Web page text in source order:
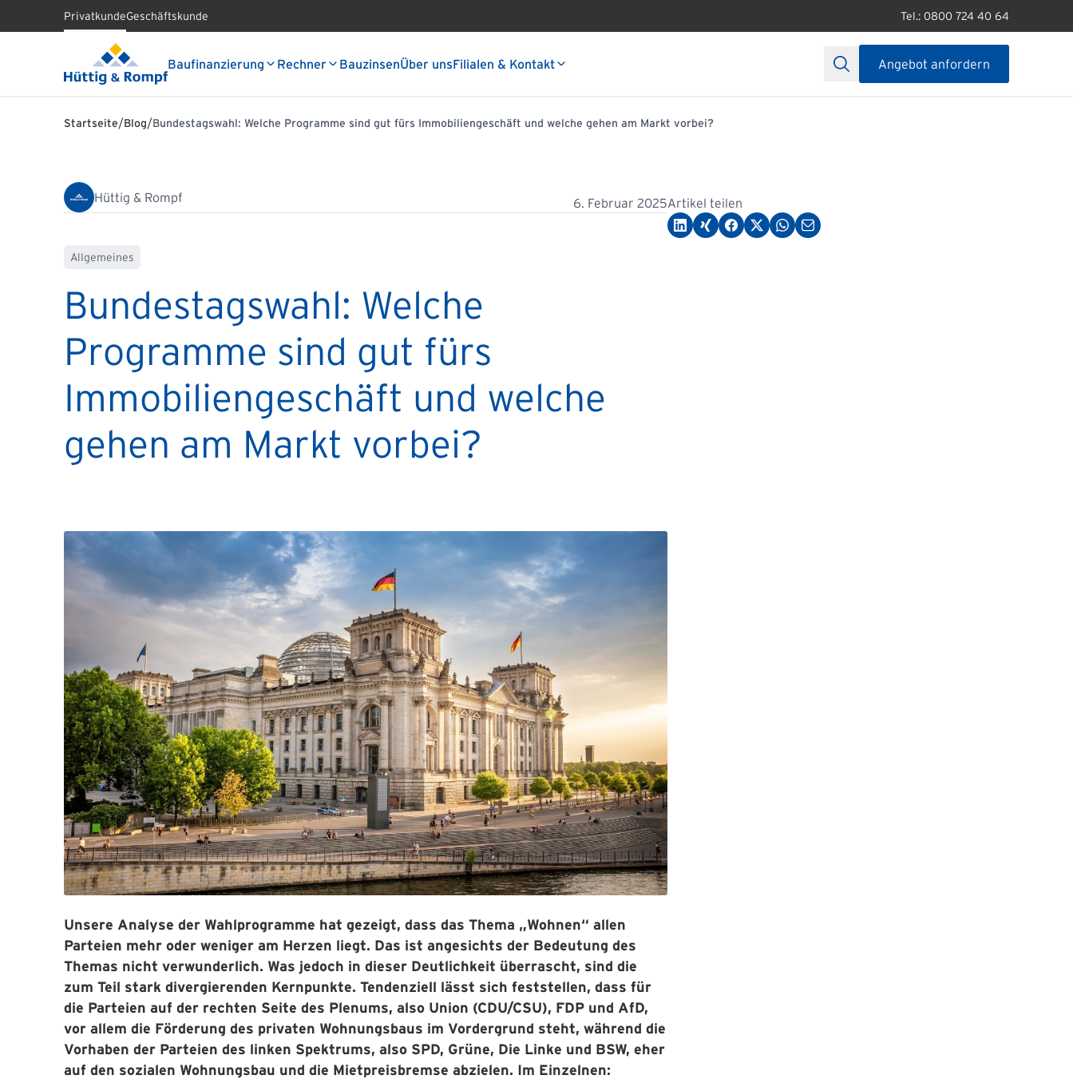
PrivatkundeGeschäftskunde Tel.: 0800 724 40 64
Baufinanzierung Rechner BauzinsenÜber unsFilialen & Kontakt Angebot anfordern
Startseite/Blog/Bundestagswahl: Welche Programme sind gut fürs Immobiliengeschäft und welche gehen am Markt vorbei?
Hüttig & Rompf 6. Februar 2025
Allgemeines
Bundestagswahl: Welche
Programme sind gut fürs
Immobiliengeschäft und welche
gehen am Markt vorbei?
Unsere Analyse der Wahlprogramme hat gezeigt, dass das Thema „Wohnen“ allen
Parteien mehr oder weniger am Herzen liegt. Das ist angesichts der Bedeutung des
Themas nicht verwunderlich. Was jedoch in dieser Deutlichkeit überrascht, sind die
zum Teil stark divergierenden Kernpunkte. Tendenziell lässt sich feststellen, dass für
die Parteien auf der rechten Seite des Plenums, also Union (CDU/CSU), FDP und AfD,
vor allem die Förderung des privaten Wohnungsbaus im Vordergrund steht, während die
Vorhaben der Parteien des linken Spektrums, also SPD, Grüne, Die Linke und BSW, eher
auf den sozialen Wohnungsbau und die Mietpreisbremse abzielen. Im Einzelnen:
Artikel teilen